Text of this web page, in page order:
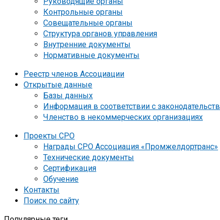
Контрольные органы
Совещательные органы
Структура органов управления
Внутренние документы
Нормативные документы
Реестр членов Ассоциации
Открытые данные
Базы данных
Информация в соответствии с
Членство в некоммерческих организациях
Проекты СРО
Награды СРО Ассоциация «Промжелдортранс»
Технические документы
Сертификация
Обучение
Контакты
Поиск по сайту